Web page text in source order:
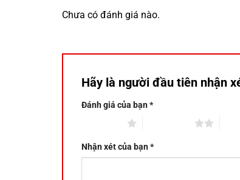
Chưa có đánh giá nào.
Hãy là người đầu tiên nhận
Đánh giá của bạn*
Nhận xét của bạn*